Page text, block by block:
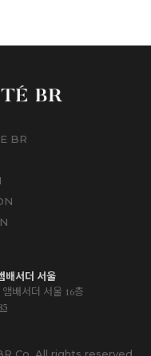
BR
배서더 서울
배서더 서울 16층
Co. All rights reserved.